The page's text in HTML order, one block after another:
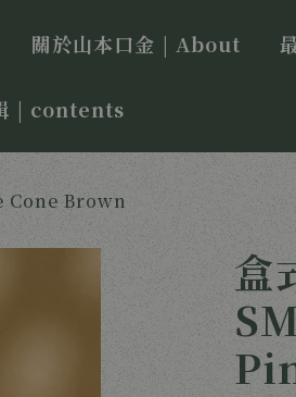
關於山本口金 | About
| contents
Cone Brown
盒